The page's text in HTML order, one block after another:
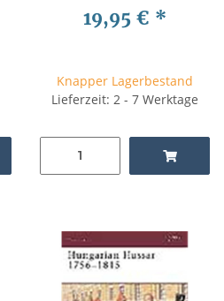
19,95 € *
Knapper Lagerbestand
Lieferzeit: 2 - 7 Werktage